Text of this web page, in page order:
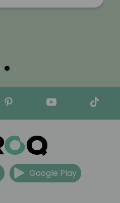
Google Play